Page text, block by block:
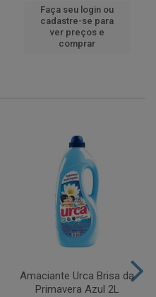
Faça seu login ou
cadastre-se para
ver preços e
comprar
Amaciante Urca Brisa da
Primavera Azul 2L